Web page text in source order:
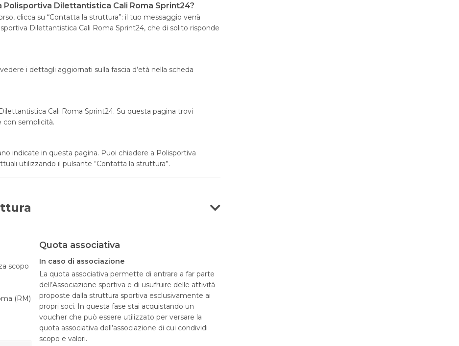
Dilettantistica Cali Roma Sprint24?
clicca su “Contatta la struttura”: il tuo messaggio verrà
Dilettantistica Cali Roma Sprint24, che di solito risponde
i dettagli aggiornati sulla fascia d’età nella scheda
Cali Roma Sprint24. Su questa pagina trovi
con semplicità.
indicate in questa pagina. Puoi chiedere a Polisportiva
utilizzando il pulsante “Contatta la struttura”.
scopo
(RM)
Quota associativa
In caso di associazione
La quota associativa permette di entrare a far parte
dell’Associazione sportiva e di usufruire delle attività
proposte dalla struttura sportiva esclusivamente ai
propri soci. In questa fase stai acquistando un
voucher che può essere utilizzato per versare la
quota associativa dell’associazione di cui condividi
scopo e valori.